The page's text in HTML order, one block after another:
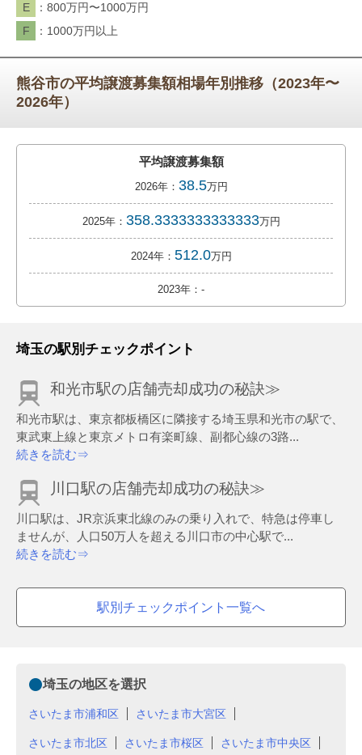
E
800万円〜1000万円
F
1000万円以上
熊谷市の平均譲渡募集額相場年別推移（2023年〜
2026年）
平均譲渡募集額
2026年： 38.5万円
2025年： 358.3333333333333万円
2024年： 512.0万円
2023年：-
埼玉の駅別チェックポイント
和光市駅の店舗売却成功の秘訣≫
和光市駅は、東京都板橋区に隣接する埼玉県和光市の駅で、
東武東上線と東京メトロ有楽町線、副都心線の3路...
続きを読む⇒
川口駅の店舗売却成功の秘訣≫
川口駅は、JR京浜東北線のみの乗り入れで、特急は停車し
ませんが、人口50万人を超える川口市の中心駅で...
続きを読む⇒
駅別チェックポイント一覧へ
埼玉の地区を選択
さいたま市浦和区 さいたま市大宮区
さいたま市北区 さいたま市桜区 さいたま市中央区